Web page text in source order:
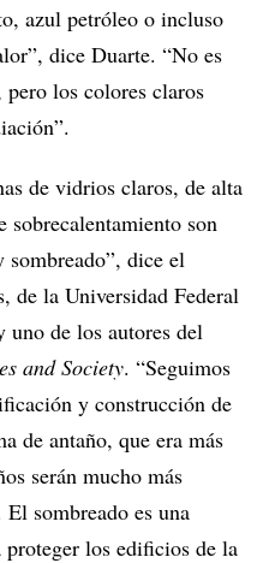
azul petróleo o incluso
dice Duarte. “No es
pero los colores claros
de vidrios claros, de alta
sobrecalentamiento son
sombreado”, dice el
de la Universidad Federal
uno de los autores del
and Society. “Seguimos
y construcción de
de antaño, que era más
serán mucho más
sombreado es una
proteger los edificios de la